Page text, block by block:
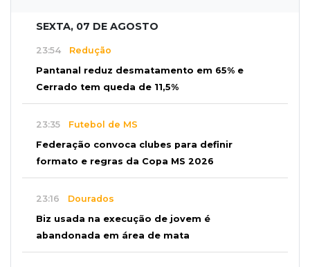
SEXTA, 07 DE AGOSTO
23:54 Redução
Pantanal reduz desmatamento em 65% e
Cerrado tem queda de 11,5%
23:35 Futebol de MS
Federação convoca clubes para definir
formato e regras da Copa MS 2026
23:16 Dourados
Biz usada na execução de jovem é
abandonada em área de mata